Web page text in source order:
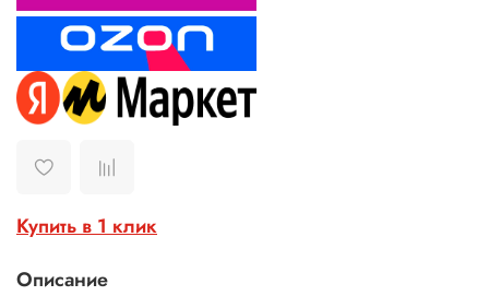
Купить в 1 клик
Описание